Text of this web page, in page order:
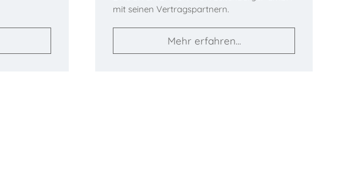
mit seinen Vertragspartnern.
Mehr erfahren...